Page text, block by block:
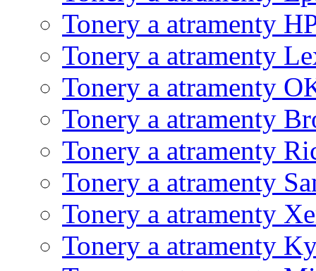
Tonery a atramenty
Tonery a atramenty
Tonery a atramenty
Tonery a atramenty
Tonery a atramenty
Tonery a atramenty
Tonery a atramenty
Tonery a atramenty